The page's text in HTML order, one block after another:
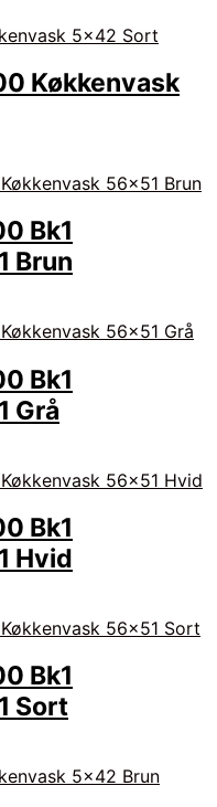
Køkkenvask
Bk1
Brun
Bk1
Grå
Bk1
Hvid
Bk1
Sort